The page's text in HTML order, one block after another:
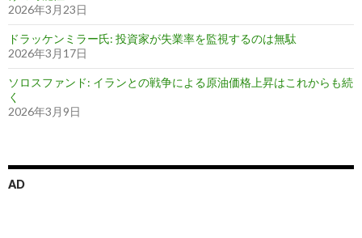
2026年3月23日
ドラッケンミラー氏: 投資家が失業率を監視するのは無駄
2026年3月17日
ソロスファンド: イランとの戦争による原油価格上昇はこれからも続
く
2026年3月9日
AD